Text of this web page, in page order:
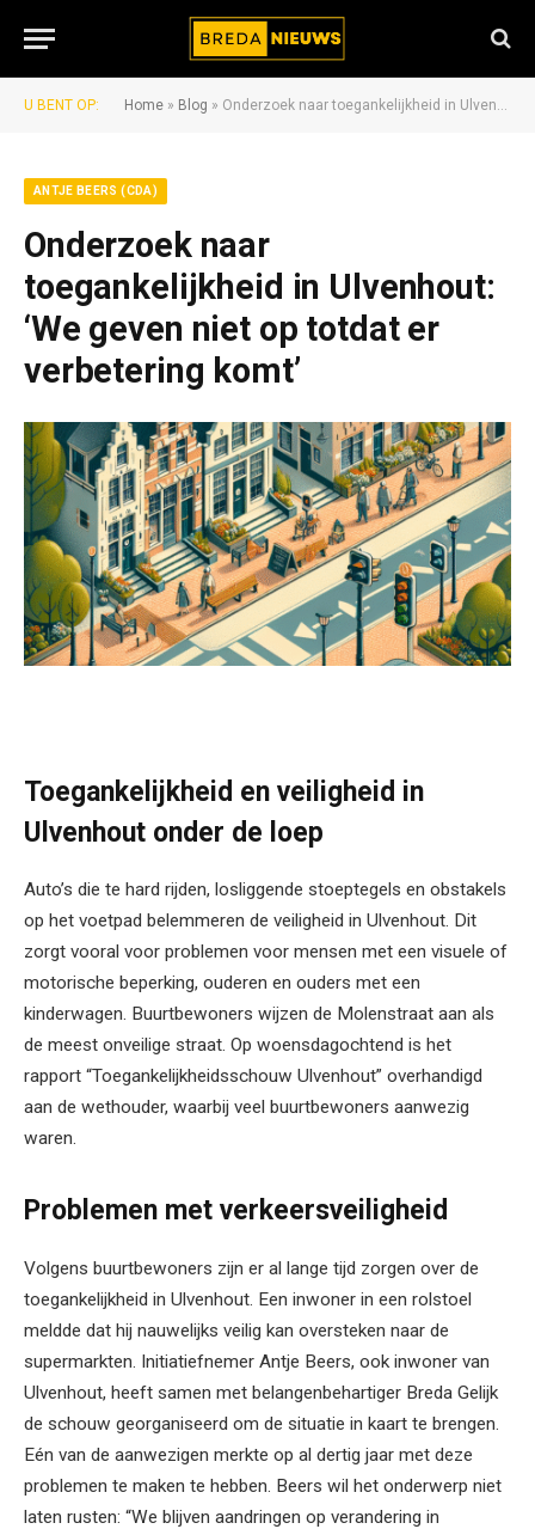
U BENT OP: Home » Blog » Onderzoek naar toegankelijkheid in Ulvenhout: ‘We geven niet op totdat er verbetering komt’
ANTJE BEERS (CDA)
Onderzoek naar
toegankelijkheid in Ulvenhout:
‘We geven niet op totdat er
verbetering komt’
Toegankelijkheid en veiligheid in
Ulvenhout onder de loep
Auto’s die te hard rijden, losliggende stoeptegels en obstakels
op het voetpad belemmeren de veiligheid in Ulvenhout. Dit
zorgt vooral voor problemen voor mensen met een visuele of
motorische beperking, ouderen en ouders met een
kinderwagen. Buurtbewoners wijzen de Molenstraat aan als
de meest onveilige straat. Op woensdagochtend is het
rapport “Toegankelijkheidsschouw Ulvenhout” overhandigd
aan de wethouder, waarbij veel buurtbewoners aanwezig
waren.
Problemen met verkeersveiligheid
Volgens buurtbewoners zijn er al lange tijd zorgen over de
toegankelijkheid in Ulvenhout. Een inwoner in een rolstoel
meldde dat hij nauwelijks veilig kan oversteken naar de
supermarkten. Initiatiefnemer Antje Beers, ook inwoner van
Ulvenhout, heeft samen met belangenbehartiger Breda Gelijk
de schouw georganiseerd om de situatie in kaart te brengen.
Eén van de aanwezigen merkte op al dertig jaar met deze
problemen te maken te hebben. Beers wil het onderwerp niet
laten rusten: “We blijven aandringen op verandering in